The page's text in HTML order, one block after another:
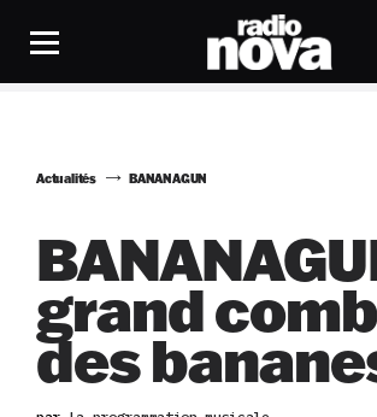
Actualités BANANAGUN
grand
des